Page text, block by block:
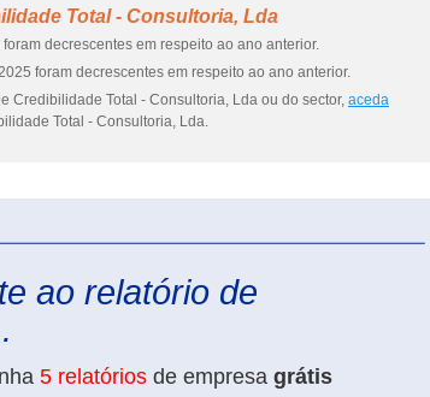
Total - Consultoria, Lda
decrescentes em respeito ao ano anterior.
foram decrescentes em respeito ao ano anterior.
Credibilidade Total - Consultoria, Lda ou do sector, aceda
Total - Consultoria, Lda.
ao relatório de
5 relatórios de empresa grátis